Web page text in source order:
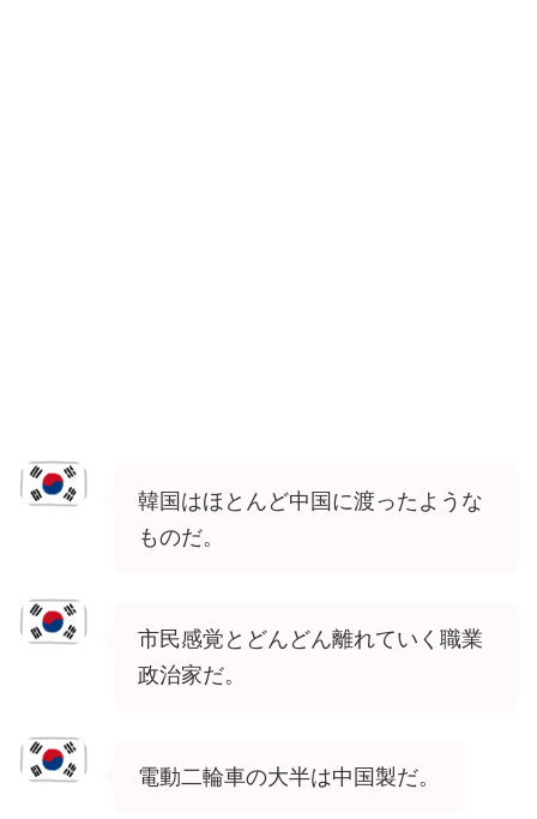
韓国はほとんど中国に渡ったような
ものだ。
市民感覚とどんどん離れていく職業
政治家だ。
電動二輪車の大半は中国製だ。